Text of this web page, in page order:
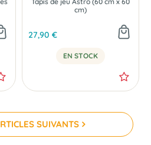
cm)
27,90 €
EN STOCK
SUIVANTS